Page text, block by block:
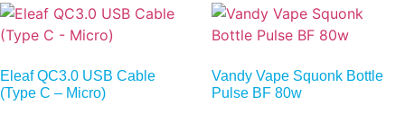
Eleaf QC3.0 USB Cable
(Type C – Micro)
Vandy Vape Squonk Bottle
Pulse BF 80w